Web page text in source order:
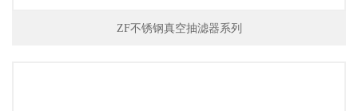
ZF不锈钢真空抽滤器系列